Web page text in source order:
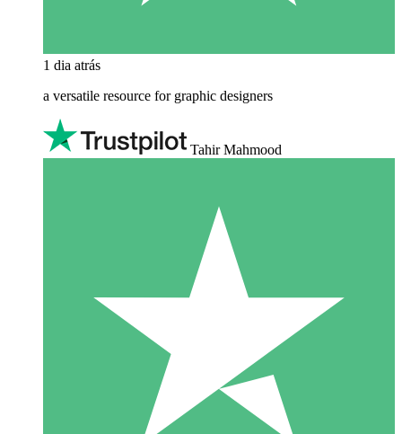
1 dia atrás
a versatile resource for graphic designers
Tahir Mahmood